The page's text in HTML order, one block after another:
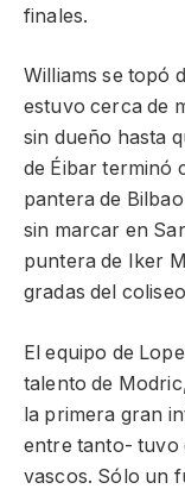
finales.
Williams se topó
estuvo cerca de
sin dueño hasta
de Éibar terminó
pantera de
sin marcar en
puntera de Iker
gradas del coliseo
El equipo de
talento de
la primera gran
entre tanto- tuvo
vascos. Sólo un